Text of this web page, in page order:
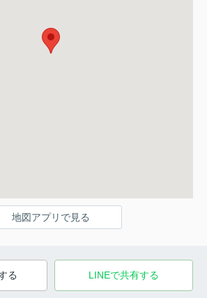
地図アプリで見る
る LINEで共有する